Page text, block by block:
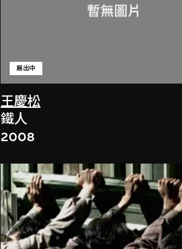
王慶松
展出中
鐵人
2008